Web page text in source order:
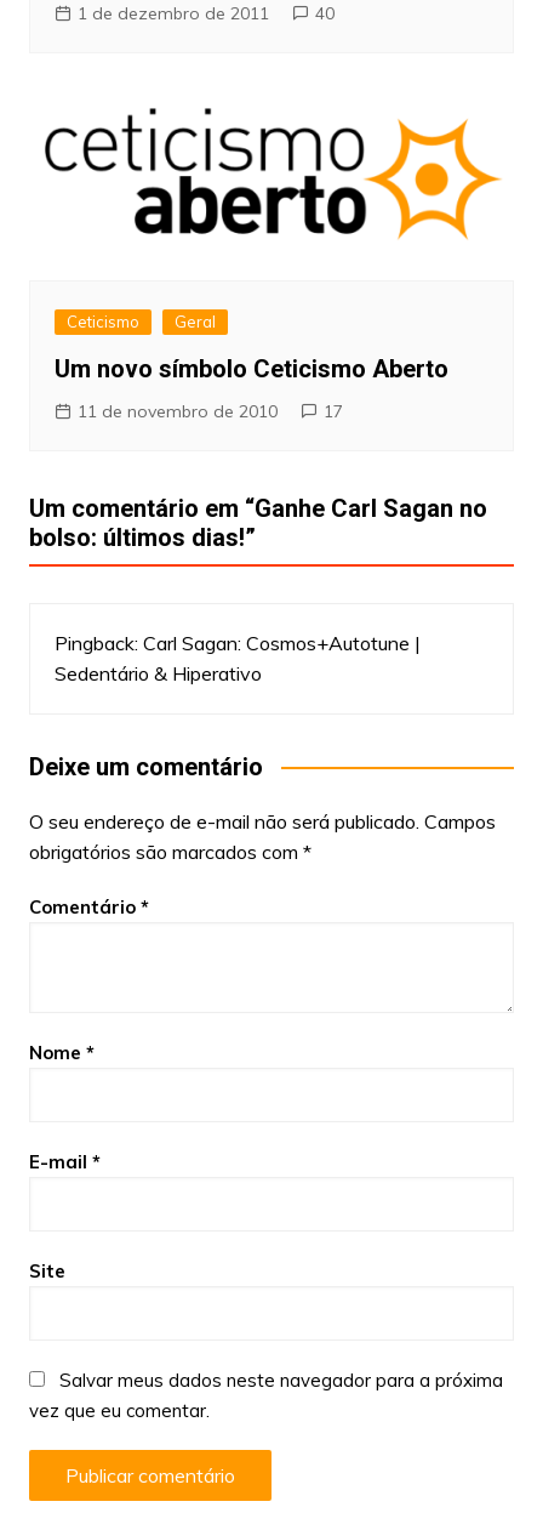
1 de dezembro de 2011 40
Ceticismo Geral
Um novo símbolo Ceticismo Aberto
11 de novembro de 2010 17
Um comentário em “Ganhe Carl Sagan no
bolso: últimos dias!”
Pingback: Carl Sagan: Cosmos+Autotune |
Sedentário & Hiperativo
Deixe um comentário
O seu endereço de e-mail não será publicado. Campos
obrigatórios são marcados com *
Comentário *
Nome *
E-mail *
Site
Salvar meus dados neste navegador para a próxima
vez que eu comentar.